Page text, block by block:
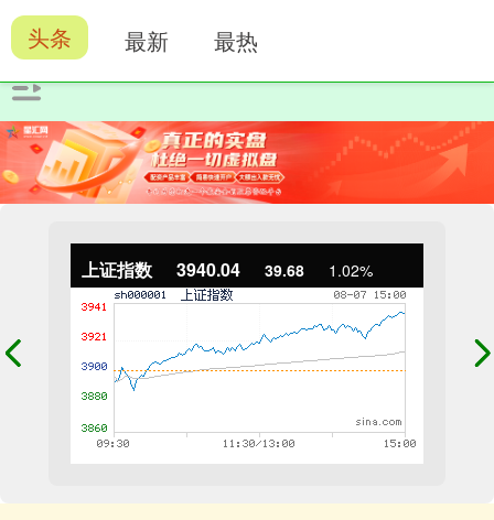
上证指数 3940.04 39.68 1.02%
头条 最新 最热